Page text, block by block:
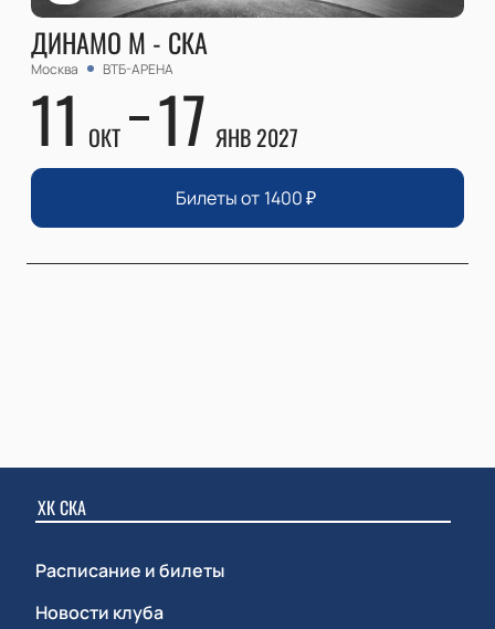
ДИНАМО М - СКА
Москва ВТБ-АРЕНА
11 ОКТ 17 ЯНВ 2027
Билеты от 1400₽
ХК СКА
Расписание и билеты
Новости клуба